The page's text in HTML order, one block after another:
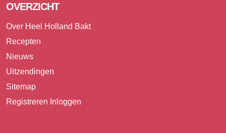
OVERZICHT
Over Heel Holland Bakt
Recepten
Nieuws
Uitzendingen
Sitemap
Registreren Inloggen